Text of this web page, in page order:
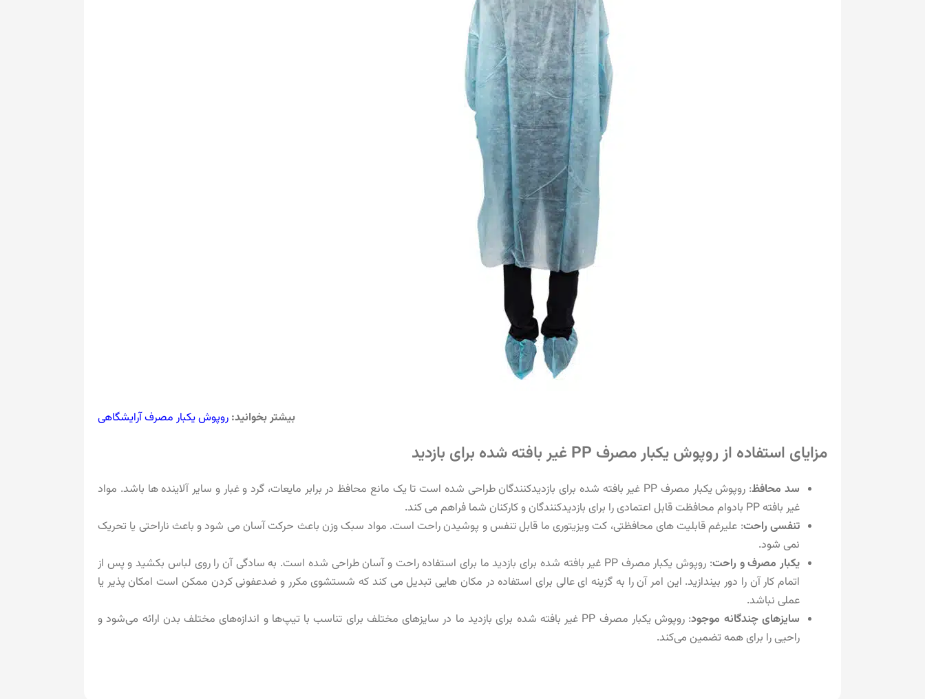
بیشتر بخوانید: روپوش یکبار مصرف آرایشگاهی
مزایای استفاده از روپوش یکبار مصرف PP غیر بافته شده برای بازدید
سد محافظ
: روپوش یکبار مصرف PP غیر بافته شده برای بازدیدکنندگان طراحی شده است تا یک مانع محافظ در برابر مایعات، گرد و غبار و سایر آلاینده ها باشد. مواد
غیر بافته PP بادوام محافظت قابل اعتمادی را برای بازدیدکنندگان و کارکنان شما فراهم می کند.
تنفسی راحت: علیرغم قابلیت های محافظتی، کت ویزیتوری ما قابل تنفس و پوشیدن راحت است. مواد سبک وزن باعث حرکت آسان می شود و باعث ناراحتی یا تحریک
نمی شود.
یکبار مصرف و راحت
: روپوش یکبار مصرف PP غیر بافته شده برای بازدید ما برای استفاده راحت و آسان طراحی شده است. به سادگی آن را روی لباس بکشید و پس از
اتمام کار آن را دور بیندازید. این امر آن را به گزینه ای عالی برای استفاده در مکان هایی تبدیل می کند که شستشوی مکرر و ضدعفونی کردن ممکن است امکان پذیر یا
عملی نباشد.
سایزهای چندگانه موجود
: روپوش یکبار مصرف PP غیر بافته شده برای بازدید ما در سایزهای مختلف برای تناسب با تیپ‌ها و اندازه‌های مختلف بدن ارائه می‌شود و
راحیی را برای همه تضمین می‌کند.